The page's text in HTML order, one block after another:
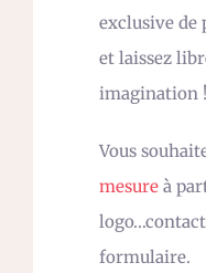
exclusive de
et laissez
imagination !
Vous
mesure à
formulaire.